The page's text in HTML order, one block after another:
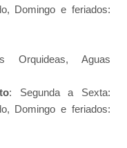
Domingo e feriados:
Aguas
: Segunda a Sexta:
Domingo e feriados: